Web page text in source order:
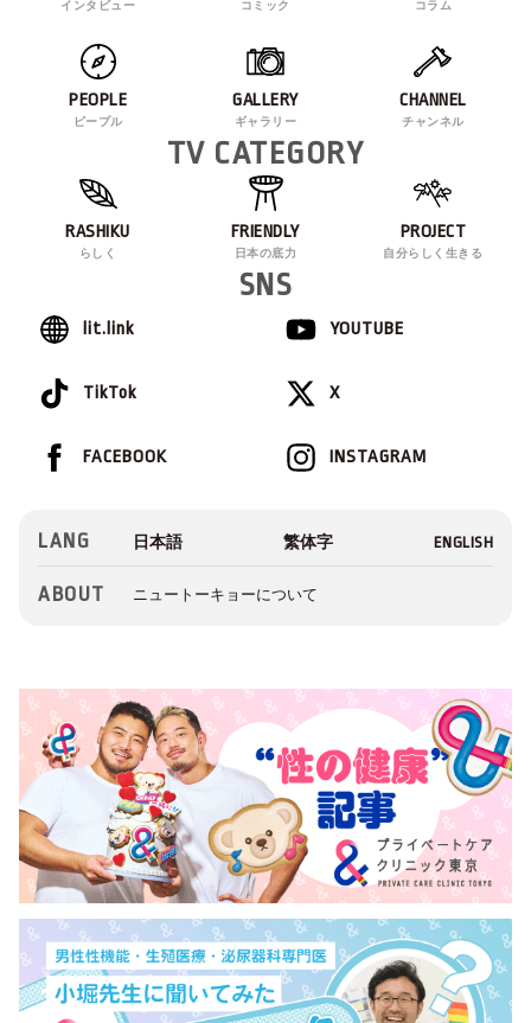
インタビュー コミック コラム
PEOPLE
ピープル
GALLERY
ギャラリー
CHANNEL
チャンネル
TV CATEGORY
RASHIKU
らしく
FRIENDLY
日本の底力
PROJECT
自分らしく生きる
SNS
lit.link YOUTUBE
TikTok X
INSTAGRAM
FACEBOOK
LANG
ABOUT ニュートーキョーについて